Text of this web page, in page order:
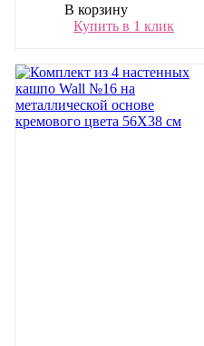
В корзину
Купить в 1 клик